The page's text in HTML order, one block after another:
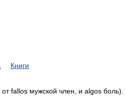
Книги
fallos мужской член, и algos боль).